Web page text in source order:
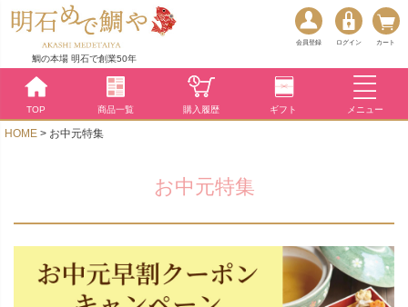
鯛の本場 明石で創業50年
会員登録 ログイン カート
TOP 商品一覧 購入履歴 ギフト メニュー
HOME お中元特集
お中元特集